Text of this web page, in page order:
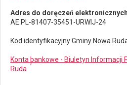
Adres do doręczeń
AE:PL-81407-35451-URWIJ-24
Kod identyfikacyjny Gminy Nowa
Konta bankowe - Biuletyn Informacji
Ruda